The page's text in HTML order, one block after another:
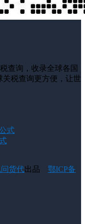
查询，收录全球各国
税查询更方便，让世
式
货代出品 鄂ICP备